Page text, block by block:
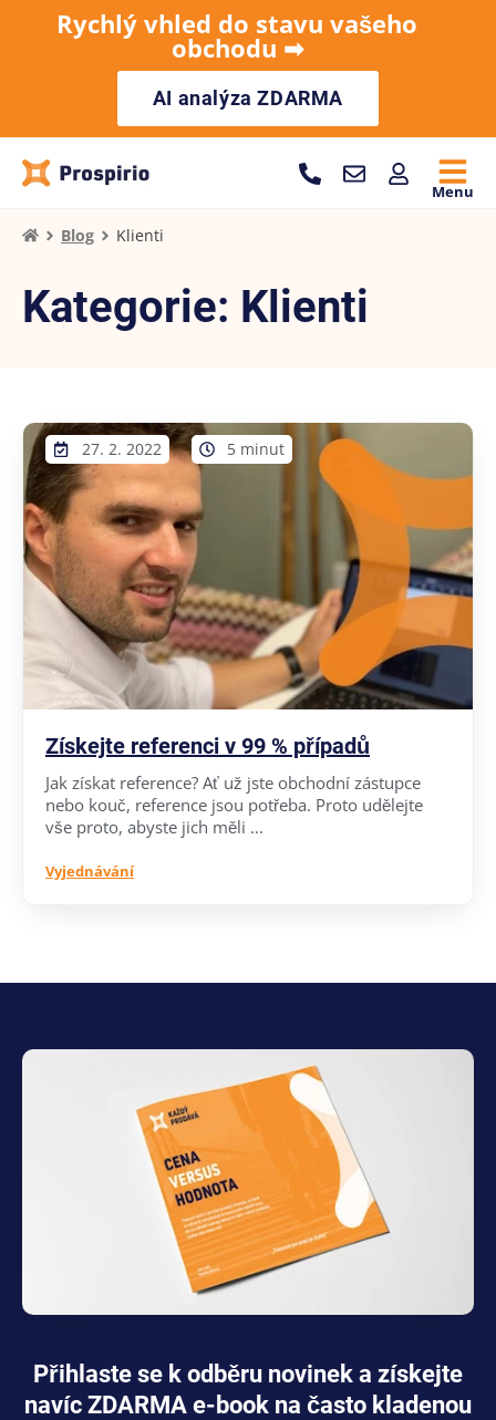
Rychlý vhled do stavu vašeho
obchodu ➡︎
AI analýza ZDARMA
Menu
Blog Klienti
Kategorie: Klienti
27. 2. 2022 5 minut
Získejte referenci v 99 % případů
Jak získat reference? Ať už jste obchodní zástupce
nebo kouč, reference jsou potřeba. Proto udělejte
vše proto, abyste jich měli ...
Vyjednávání
Přihlaste se k odběru novinek a získejte
navíc ZDARMA e-book na často kladenou